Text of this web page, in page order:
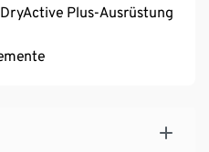
Plus-Ausrüstung